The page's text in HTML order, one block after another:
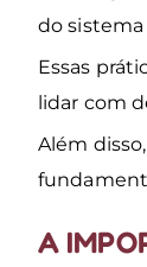
do
Essas
lidar com
Além
A